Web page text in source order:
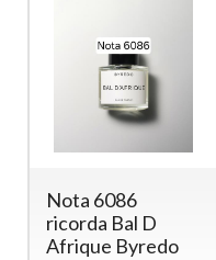
Nota 6086
ricorda Bal D
Afrique Byredo